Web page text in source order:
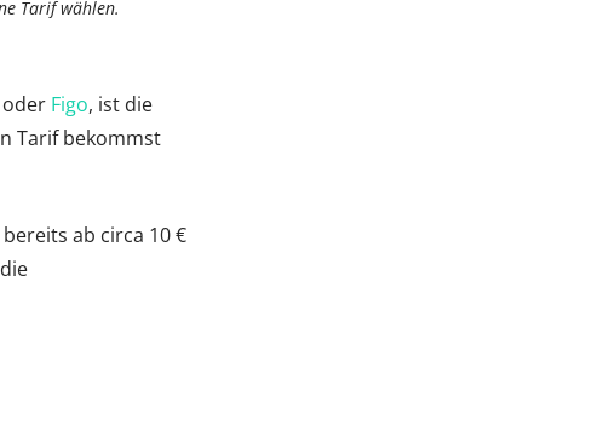
Tarif wählen.
oder Figo, ist die
Tarif bekommst
ab circa 10 €